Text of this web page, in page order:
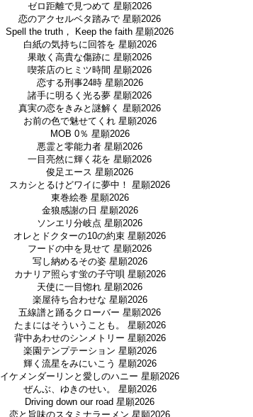
ゼロ距離で見つめて 星願2026
恋のアクセルベタ踏みで 星願2026
Spell the truth， Keep the faith 星願2026
白紙の気持ちに回答を 星願2026
果敢く高貴な傷跡に 星願2026
喫茶店のヒミツ時間 星願2026
恋する刑事24時 星願2026
諸手に明るく光る夢 星願2026
真実の恋をきみと謎解く 星願2026
お前の色で魅せてくれ 星願2026
MOB 0％ 星願2026
悪霊と零能力者 星願2026
一目亮然に輝く花を 星願2026
俊足エース 星願2026
スカシとるけどワイに夢中！ 星願2026
東巻絵巻 星願2026
金狼感謝の日 星願2026
ソンエリ分岐点 星願2026
オレとドクターの10の約束 星願2026
フードの中を見せて 星願2026
写し納めるその姿 星願2026
カナリア照らす蛍の子守唄 星願2026
天使に一目惚れ 星願2026
楽屋待ち合わせな 星願2026
五線譜と踊るクローバー 星願2026
たまにはそういうことも。 星願2026
背中あわせのシンメトリー 星願2026
楽園テンプテーション 星願2026
輝く流星をみにいこう 星願2026
イケメンダーリンと愛しのハニー 星願2026
ぜんぶ、ゆきのせい。 星願2026
Driving down our road 星願2026
恋と旨味のスタミナラーメン 星願2026